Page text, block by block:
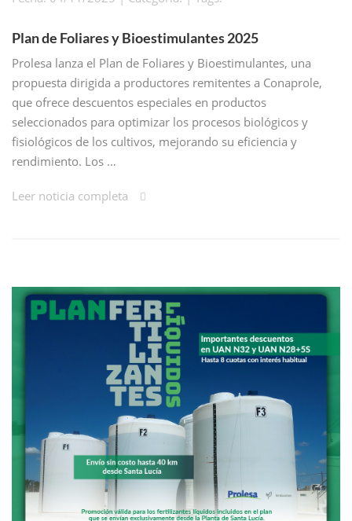
Plan de Foliares y Bioestimulantes 2025
Prolesa lanza el Plan de Foliares y Bioestimulantes, una
propuesta dirigida a productores remitentes a Conaprole,
que ofrece descuentos especiales en productos
seleccionados para optimizar los procesos biológicos y
fisiológicos de los cultivos, mejorando su eficiencia y
rendimiento. Los …
Leer noticia completa